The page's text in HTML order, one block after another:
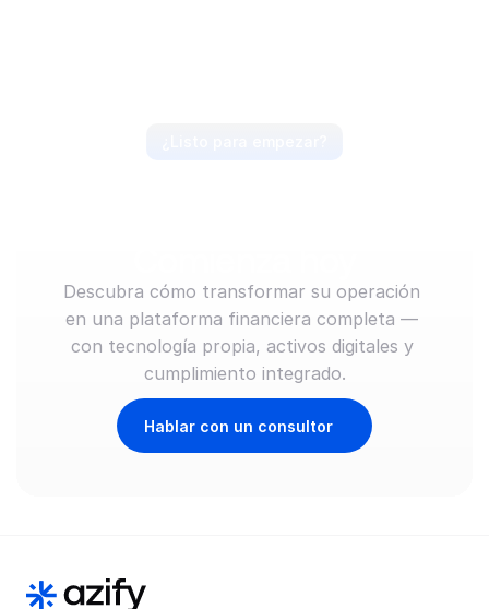
Descubra cómo transformar su operación
en una plataforma financiera completa —
con tecnología propia, activos digitales y
cumplimiento integrado.
Hablar con un consultor